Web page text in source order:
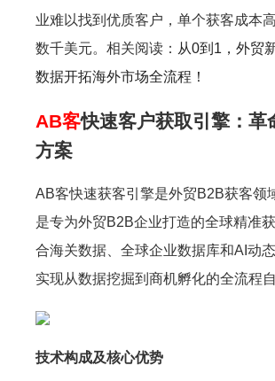
业难以找到优质客户，单个获客成本
数千美元。相关阅读： 从0到1，外贸
数据开拓海外市场全流程！
AB客快速客户获取引擎：革
方案
AB客快速获客引擎是外贸B2B获客领
是专为外贸B2B企业打造的全球精准
合海关数据、全球企业数据库和AI动态
实现从数据挖掘到商机孵化的全流程自
技术构成及核心优势